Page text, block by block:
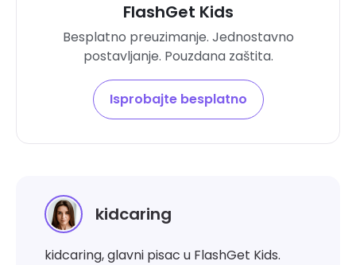
FlashGet Kids
Besplatno preuzimanje. Jednostavno
postavljanje. Pouzdana zaštita.
Isprobajte besplatno
kidcaring
kidcaring, glavni pisac u FlashGet Kids.